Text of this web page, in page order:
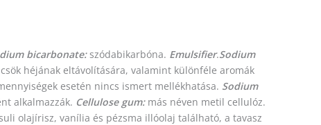
bicarbonate:szódabikarbóna. Emulsifier.Sodium
héjának eltávolítására, valamint különféle aromák
esetén nincs ismert mellékhatása. Sodium
alkalmazzák. Cellulose gum:más néven metil cellulóz.
olajírisz, vanília és pézsma illóolaj található, a tavasz